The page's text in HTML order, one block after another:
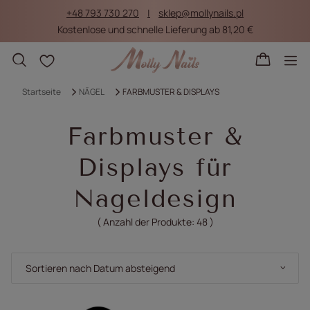
+48 793 730 270
sklep@mollynails.pl
Kostenlose und schnelle Lieferung ab 81,20 €
Einkaufslisten
Startseite NÄGEL FARBMUSTER & DISPLAYS
Farbmuster &
Displays für
Nageldesign
( Anzahl der Produkte: 48)
Sortierung ändern
Sortieren nach Datum absteigend